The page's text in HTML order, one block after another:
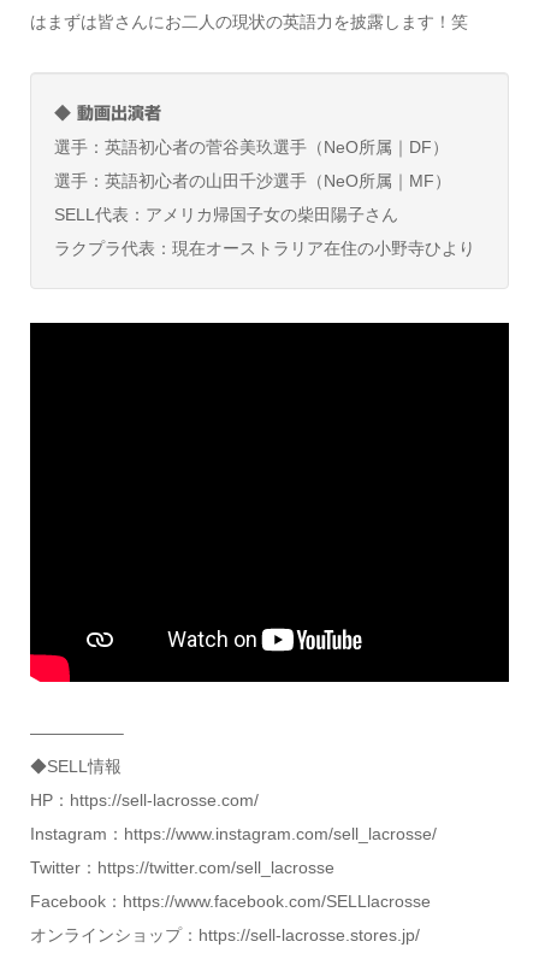
はまずは皆さんにお二人の現状の英語力を披露します！笑
◆ 動画出演者
選手：英語初心者の菅谷美玖選手（NeO所属｜DF）
選手：英語初心者の山田千沙選手（NeO所属｜MF）
SELL代表：アメリカ帰国子女の柴田陽子さん
ラクプラ代表：現在オーストラリア在住の小野寺ひより
—————–
◆SELL情報
HP：https://sell-lacrosse.com/
Instagram：https://www.instagram.com/sell_lacrosse/
Twitter：https://twitter.com/sell_lacrosse
Facebook：https://www.facebook.com/SELLlacrosse
オンラインショップ：https://sell-lacrosse.stores.jp/